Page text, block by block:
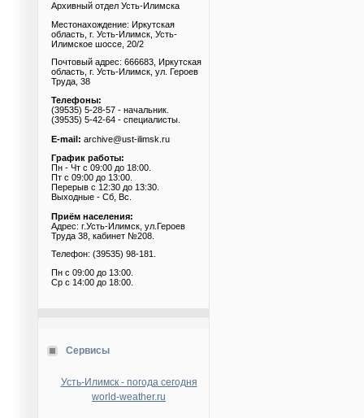
Архивный отдел Усть-Илимска
Местонахождение: Иркутская
область, г. Усть-Илимск, Усть-
Илимское шоссе, 20/2
Почтовый адрес: 666683, Иркутская
область, г. Усть-Илимск, ул. Героев
Труда, 38
Телефоны:
(39535) 5-28-57 - начальник.
(39535) 5-42-64 - специалисты.
E-mail: archive@ust-ilimsk.ru
График работы:
Пн - Чт с 09:00 до 18:00.
Пт с 09:00 до 13:00.
Перерыв с 12:30 до 13:30.
Выходные - Сб, Вс.
Приём населения:
Адрес: г.Усть-Илимск, ул.Героев
Труда 38, кабинет №208.
Телефон: (39535) 98-181.
Пн с 09:00 до 13:00.
Ср с 14:00 до 18:00.
Сервисы
Усть-Илимск - погода сегодня
world-weather.ru